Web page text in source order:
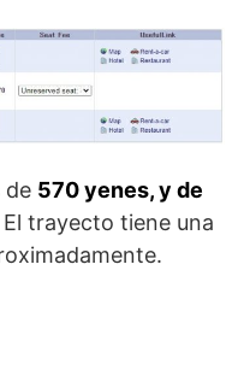
de 570 yenes, y de
trayecto tiene una